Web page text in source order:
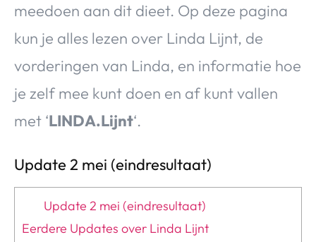
meedoen aan dit dieet. Op deze pagina
kun je alles lezen over Linda Lijnt, de
vorderingen van Linda, en informatie hoe
je zelf mee kunt doen en af kunt vallen
met ‘LINDA.Lijnt‘.
Update 2 mei (eindresultaat)
Update 2 mei (eindresultaat)
Eerdere Updates over Linda Lijnt